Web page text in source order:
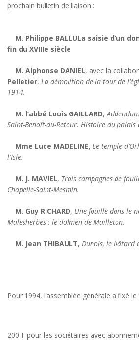
prochain bulletin de liaison :
M. Philippe BALLULa saisie d’un
fin du XVIIIe siècle
M. Alphonse DANIEL, avec la
Pelletier, La démolition de la tour de
1914.
M. l’abbé Louis GAILLARD,
Saint-Benoît-du-Retour. Histoire du palais
Mme Luce MADELINE, Le temple
l'Isle.
M. J. MAVIEL, Trois campagnes de
Chapelle-Saint-Mesmin.
M. Guy RICHARD, Une fouille dans le
Malesherbes : le dolmen de Mailleton.
M. Jean THIBAULT, Dunois, le bâtard
Pour 1994, l’assemblée générale a fixé
200 F pour les sociétaires avec